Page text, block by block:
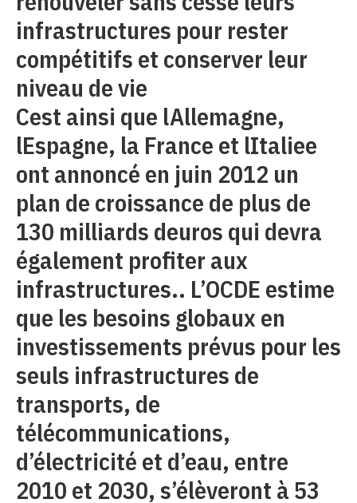
infrastructures pour rester
compétitifs et conserver leur
niveau de vie
Cest ainsi que lAllemagne,
lEspagne, la France et lItaliee
ont annoncé en juin 2012 un
plan de croissance de plus de
130 milliards deuros qui devra
également profiter aux
infrastructures.. L’OCDE estime
que les besoins globaux en
investissements prévus pour les
seuls infrastructures de
transports, de
télécommunications,
d’électricité et d’eau, entre
2010 et 2030, s’élèveront à 53